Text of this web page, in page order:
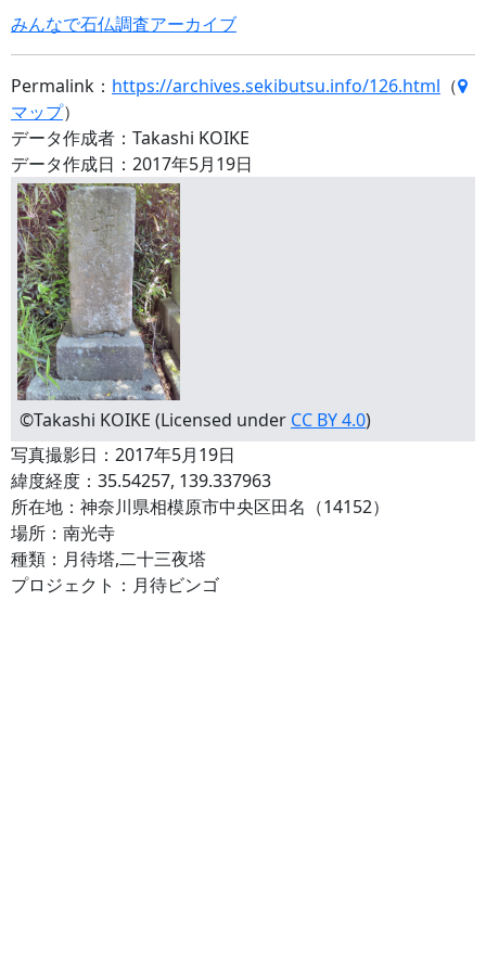
みんなで石仏調査アーカイブ
Permalink： https://archives.sekibutsu.info/126.html （
マップ）
データ作成者：Takashi KOIKE
データ作成日：2017年5月19日
©Takashi KOIKE (Licensed under CC BY 4.0)
写真撮影日：2017年5月19日
緯度経度：35.54257, 139.337963
所在地：神奈川県相模原市中央区田名（14152）
場所：南光寺
種類：月待塔,二十三夜塔
プロジェクト：月待ビンゴ